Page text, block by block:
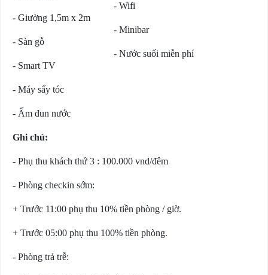
- Giường 1,5m x 2m
- Sàn gỗ
- Smart TV
- Máy sấy tóc
- Ấm đun nước
- Wifi
- Minibar
- Nước suối miễn phí
Ghi chú:
- Phụ thu khách thứ 3 : 100.000 vnd/đêm
- Phòng checkin sớm:
+ Trước 11:00 phụ thu 10% tiền phòng / giờ.
+ Trước 05:00 phụ thu 100% tiền phòng.
- Phòng trả trễ: